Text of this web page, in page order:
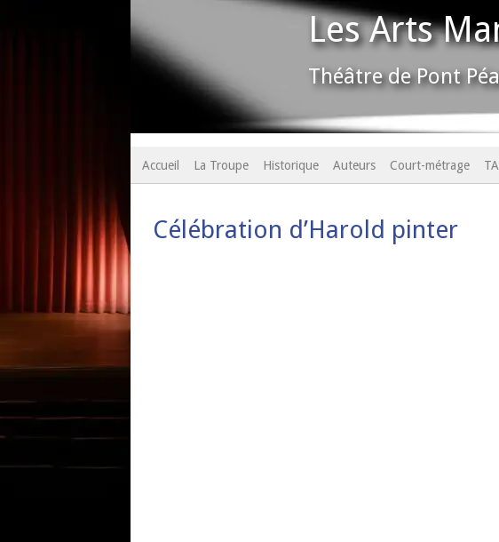
Les Arts
Théâtre de Pont
Accueil La Troupe Historique Auteurs Court-métrage
Célébration d’Harold pinter